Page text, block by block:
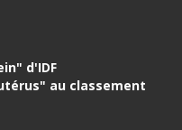
d'IDF
au classement